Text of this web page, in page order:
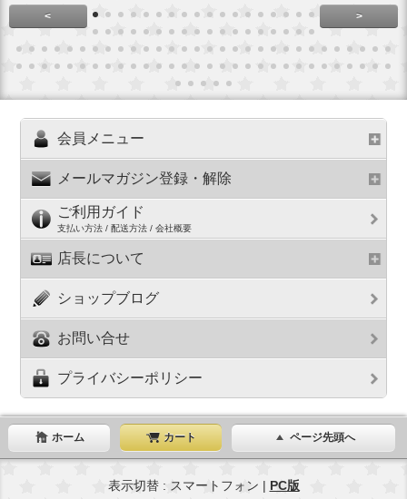
< >
会員メニュー
メールマガジン登録・解除
ご利用ガイド
支払い方法 / 配送方法 / 会社概要
店長について
ショップブログ
お問い合せ
プライバシーポリシー
ホーム カート ページ先頭へ
表示切替 : スマートフォン | PC版